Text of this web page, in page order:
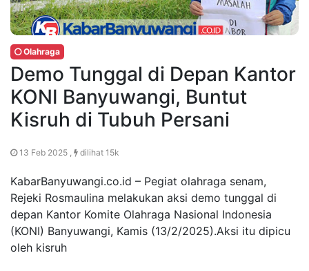
Olahraga
Demo Tunggal di Depan Kantor
KONI Banyuwangi, Buntut
Kisruh di Tubuh Persani
13 Feb 2025 , dilihat 15k
KabarBanyuwangi.co.id – Pegiat olahraga senam,
Rejeki Rosmaulina melakukan aksi demo tunggal di
depan Kantor Komite Olahraga Nasional Indonesia
(KONI) Banyuwangi, Kamis (13/2/2025).Aksi itu dipicu
oleh kisruh